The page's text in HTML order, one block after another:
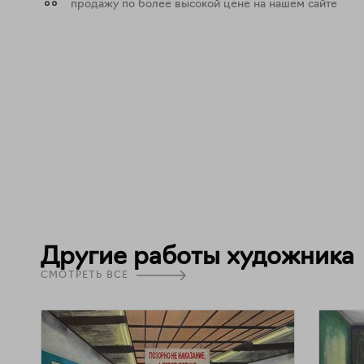
продажу по более высокой цене на нашем сайте
Другие работы художника
СМОТРЕТЬ ВСЕ